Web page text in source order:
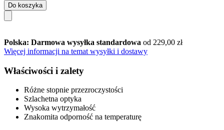
Do koszyka
Polska: Darmowa wysyłka standardowa od 229,00 zł
Więcej informacji na temat wysyłki i dostawy
Właściwości i zalety
Różne stopnie przezroczystości
Szlachetna optyka
Wysoka wytrzymałość
Znakomita odporność na temperaturę